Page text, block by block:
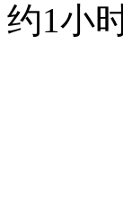
约1小